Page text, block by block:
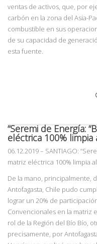
ventas de activos, que, por
carbón en la zona del Asia-
combustible en sus
de su capacidad de
esta fuente.
“Seremi de Energía:
eléctrica 100% limpia
06.12.2019– SANTIAGO:
matriz eléctrica 100% limpia al
De la mano, principalmente,
Antofagasta, Chile pudo
lograr un 20% de
Convencionales en la matriz
rol de la Región del Bío Bío,
precisamente, por